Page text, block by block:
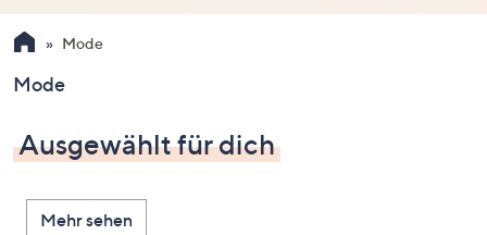
verwenden
Sie
Pfeiltasten
oben
und
nach
unten
Mode
Mode
Ausgewählt für dich
Mehr sehen